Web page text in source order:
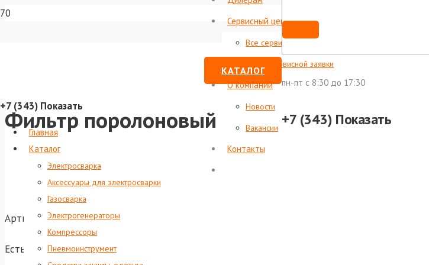
Сервисный центр
Все сервисные центры
Статус сервисной заявки
О компании
Новости
Вакансии
Контакты
КАТАЛОГ
пн-пт c 8:30 до 17:30
+7 (343) Показать
+7 (343) Показать
Главная
Каталог
Электросварка
Аксессуары для электросварки
Газосварка
Электрогенераторы
Компрессоры
Пневмоинструмент
Фильтр поролоновый
Артикул: foxweld-7165
Есть в наличии